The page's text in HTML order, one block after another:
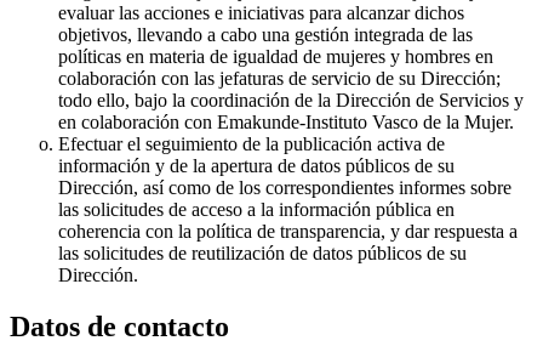
evaluar las acciones e iniciativas para alcanzar dichos
objetivos, llevando a cabo una gestión integrada de las
políticas en materia de igualdad de mujeres y hombres en
colaboración con las jefaturas de servicio de su Dirección;
todo ello, bajo la coordinación de la Dirección de Servicios y
en colaboración con Emakunde-Instituto Vasco de la Mujer.
Efectuar el seguimiento de la publicación activa de
información y de la apertura de datos públicos de su
Dirección, así como de los correspondientes informes sobre
las solicitudes de acceso a la información pública en
coherencia con la política de transparencia, y dar respuesta a
las solicitudes de reutilización de datos públicos de su
Dirección.
Datos de contacto